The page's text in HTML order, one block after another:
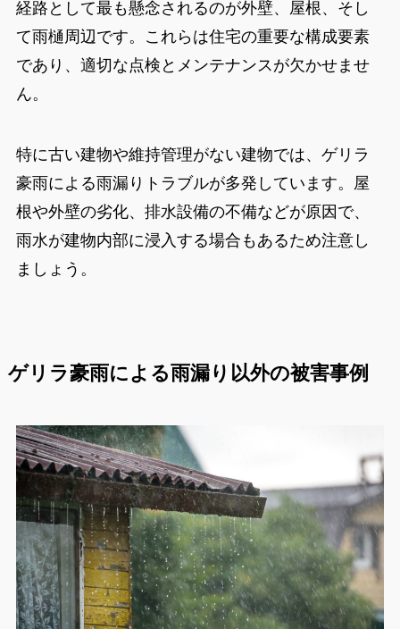
経路として最も懸念されるのが外壁、屋根、そし
て雨樋周辺です。これらは住宅の重要な構成要素
であり、適切な点検とメンテナンスが欠かせませ
ん。
特に古い建物や維持管理がない建物では、ゲリラ
豪雨による雨漏りトラブルが多発しています。屋
根や外壁の劣化、排水設備の不備などが原因で、
雨水が建物内部に浸入する場合もあるため注意し
ましょう。
ゲリラ豪雨による雨漏り以外の被害事例